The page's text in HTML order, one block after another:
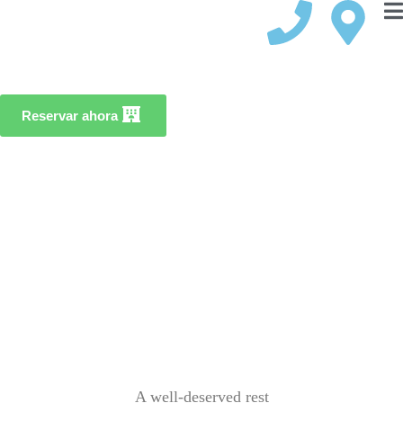
Reservar ahora
A well-deserved rest